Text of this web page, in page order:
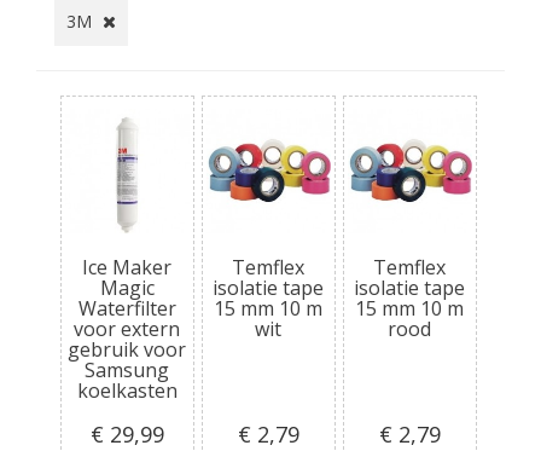
3M
Ice Maker
Magic
Waterfilter
voor extern
gebruik voor
Samsung
koelkasten
€ 29,99
Temflex
isolatie tape
15 mm 10 m
wit
€ 2,79
Temflex
isolatie tape
15 mm 10 m
rood
€ 2,79